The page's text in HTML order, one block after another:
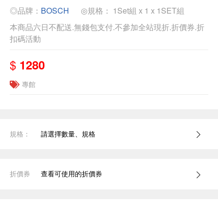
◎品牌： BOSCH
◎規格： 1Set組 x 1 x 1SET組
本商品六日不配送.無錢包支付.不參加全站現折.折價券.折
扣碼活動
$ 1280
專館
規格： 請選擇數量、規格
折價券 查看可使用的折價券